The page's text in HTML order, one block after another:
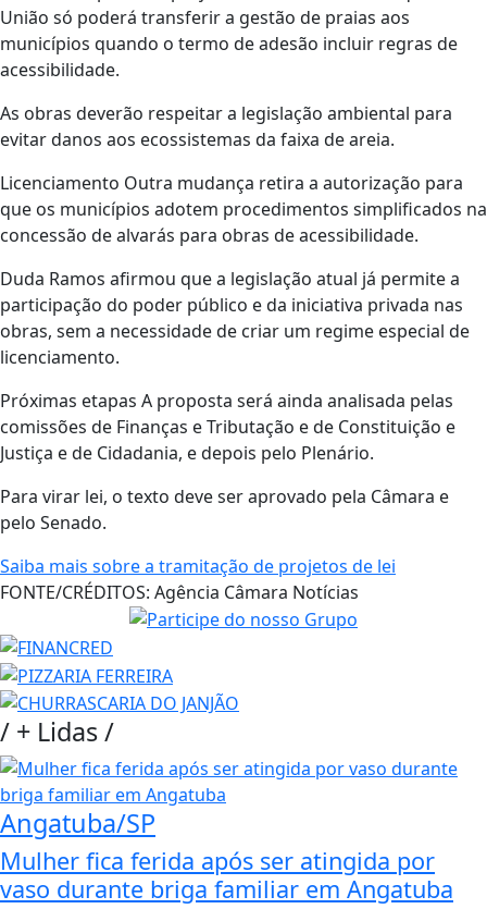
União só poderá transferir a gestão de praias aos
municípios quando o termo de adesão incluir regras de
acessibilidade.
As obras deverão respeitar a legislação ambiental para
evitar danos aos ecossistemas da faixa de areia.
Licenciamento Outra mudança retira a autorização para
que os municípios adotem procedimentos simplificados na
concessão de alvarás para obras de acessibilidade.
Duda Ramos afirmou que a legislação atual já permite a
participação do poder público e da iniciativa privada nas
obras, sem a necessidade de criar um regime especial de
licenciamento.
Próximas etapas A proposta será ainda analisada pelas
comissões de Finanças e Tributação e de Constituição e
Justiça e de Cidadania, e depois pelo Plenário.
Para virar lei, o texto deve ser aprovado pela Câmara e
pelo Senado.
Saiba mais sobre a tramitação de projetos de lei
FONTE/CRÉDITOS: Agência Câmara Notícias
/ + Lidas/
Angatuba/SP
Mulher fica ferida após ser atingida por
vaso durante briga familiar em Angatuba